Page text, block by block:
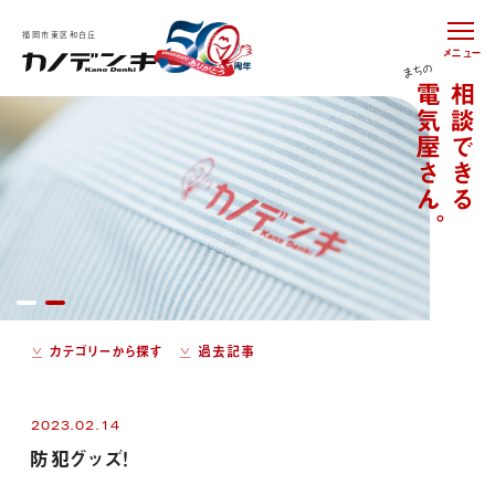
メニュー
福岡市東区和白丘
カテゴリーから探す 過去記事
2023.02.14
防犯グッズ！